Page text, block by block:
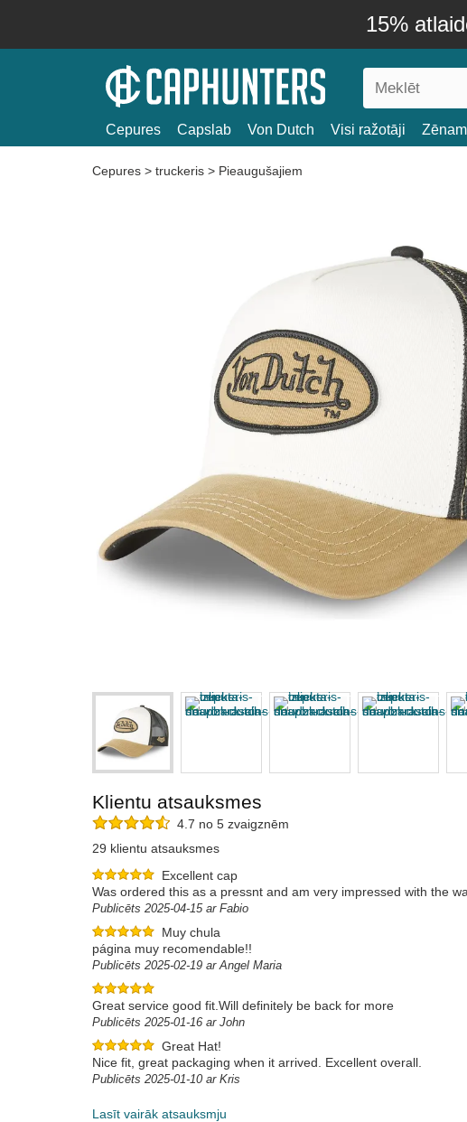
15%
Cepures Capslab Von Dutch Visi ražotāji Zēnam
Cepures > truckeris > Pieaugušajiem
Klientu atsauksmes
4.7 no 5 zvaigznēm
29 klientu atsauksmes
Excellent cap
Was ordered this as a pressnt and am very impressed with the
Publicēts 2025-04-15 ar Fabio
Muy chula
página muy recomendable!!
Publicēts 2025-02-19 ar Angel Maria
Great service good fit.Will definitely be back for more
Publicēts 2025-01-16 ar John
Great Hat!
Nice fit, great packaging when it arrived. Excellent overall.
Publicēts 2025-01-10 ar Kris
Lasīt vairāk atsauksmju